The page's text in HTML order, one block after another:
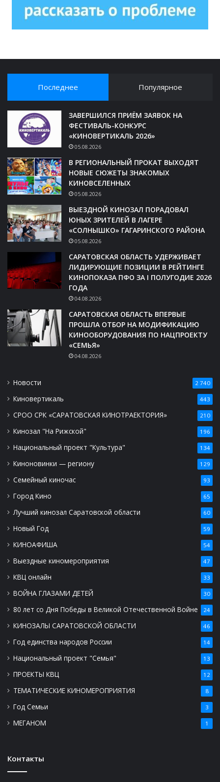
Последнее Популярное
ЗАВЕРШИЛСЯ ПРИЁМ ЗАЯВОК НА
ФЕСТИВАЛЬ-КОНКУРС
«КИНОВЕРТИКАЛЬ 2026»
05.08.2026
В РЕГИОНАЛЬНЫЙ ПРОКАТ ВЫХОДЯТ
НОВЫЕ СЮЖЕТЫ ЗНАКОМЫХ
КИНОВСЕЛЕННЫХ
05.08.2026
ВЫЕЗДНОЙ КИНОЗАЛ ПОРАДОВАЛ
ЮНЫХ ЗРИТЕЛЕЙ В ЛАГЕРЕ
«СОЛНЫШКО» ГАГАРИНСКОГО РАЙОНА
05.08.2026
САРАТОВСКАЯ ОБЛАСТЬ УДЕРЖИВАЕТ
ЛИДИРУЮЩИЕ ПОЗИЦИИ В РЕЙТИНГЕ
КИНОПОКАЗА ПФО ЗА I ПОЛУГОДИЕ 2026
ГОДА
04.08.2026
САРАТОВСКАЯ ОБЛАСТЬ ВПЕРВЫЕ
ПРОШЛА ОТБОР НА МОДИФИКАЦИЮ
КИНООБОРУДОВАНИЯ ПО НАЦПРОЕКТУ
«СЕМЬЯ»
04.08.2026
Новости 2 740
Киновертикаль 443
СРОО СРК «САРАТОВСКАЯ КИНОТРАЕКТОРИЯ» 210
Кинозал "На Рижской" 196
Национальный проект "Культура" 134
Киноновинки — региону 129
Семейный киночас 93
Город Кино 65
Лучший кинозал Саратовской области 60
Новый Год 59
КИНОАФИША 54
Выездные киномероприятия 47
КВЦ онлайн 33
ВОЙНА ГЛАЗАМИ ДЕТЕЙ 30
80 лет со Дня Победы в Великой Отечественной Войне 24
КИНОЗАЛЫ САРАТОВСКОЙ ОБЛАСТИ 46
Год единства народов России 14
Национальный проект "Семья" 13
ПРОЕКТЫ КВЦ 12
ТЕМАТИЧЕСКИЕ КИНОМЕРОПРИЯТИЯ 8
Год Семьи 3
МЕГАНОМ 1
Контакты